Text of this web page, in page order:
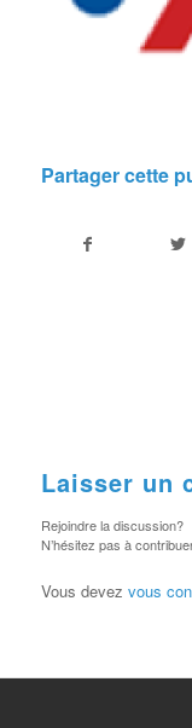
Partager cette
Laisser un
Rejoindre la discussion?
N’hésitez pas à
Vous devez vous